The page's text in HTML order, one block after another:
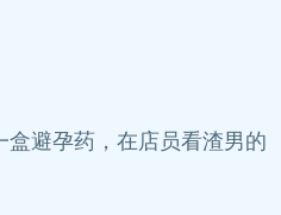
避孕药，在店员看渣男的